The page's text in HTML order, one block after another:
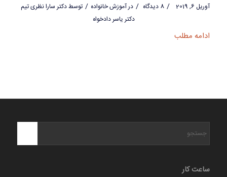
آوریل 6, 2019 / 8 دیدگاه / درآموزش خانواده / توسطدکتر سارا نظری تیم
دکتر یاسر دادخواه
ادامه مطلب
ساعت کار